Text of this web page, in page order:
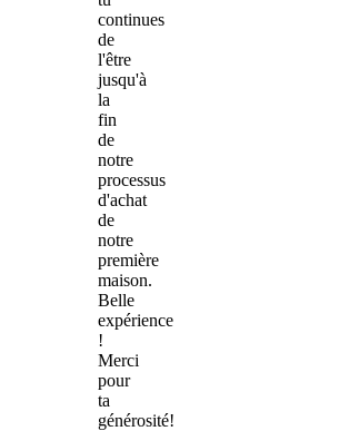
continues
de
l'être
jusqu'à
la
fin
de
notre
processus
d'achat
de
notre
première
maison.
Belle
expérience
!
Merci
pour
ta
générosité!